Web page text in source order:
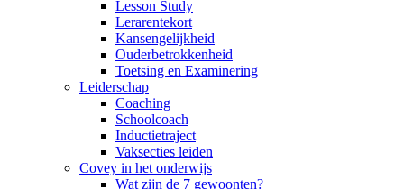
Lesson Study
Lerarentekort
Kansengelijkheid
Ouderbetrokkenheid
Toetsing en Examinering
Leiderschap
Coaching
Schoolcoach
Inductietraject
Vaksecties leiden
Covey in het onderwijs
Wat zijn de 7 gewoonten?